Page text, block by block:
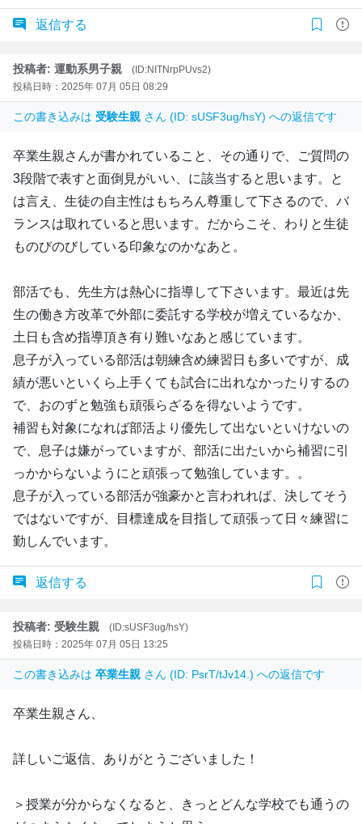
返信する
投稿者: 運動系男子親
(ID:NITNrpPUvs2)
投稿日時：2025年 07月 05日 08:29
この書き込みは 受験生親 さん (ID: sUSF3ug/hsY) への返信です
卒業生親さんが書かれていること、その通りで、ご質問の
3段階で表すと面倒見がいい、に該当すると思います。と
は言え、生徒の自主性はもちろん尊重して下さるので、バ
ランスは取れていると思います。だからこそ、わりと生徒
ものびのびしている印象なのかなあと。
部活でも、先生方は熱心に指導して下さいます。最近は先
生の働き方改革で外部に委託する学校が増えているなか、
土日も含め指導頂き有り難いなあと感じています。
息子が入っている部活は朝練含め練習日も多いですが、成
績が悪いといくら上手くても試合に出れなかったりするの
で、おのずと勉強も頑張らざるを得ないようです。
補習も対象になれば部活より優先して出ないといけないの
で、息子は嫌がっていますが、部活に出たいから補習に引
っかからないようにと頑張って勉強しています。。
息子が入っている部活が強豪かと言われれば、決してそう
ではないですが、目標達成を目指して頑張って日々練習に
勤しんでいます。
返信する
投稿者: 受験生親
(ID:sUSF3ug/hsY)
投稿日時：2025年 07月 05日 13:25
この書き込みは 卒業生親 さん (ID: PsrT/tJv14.) への返信です
卒業生親さん、
詳しいご返信、ありがとうございました！
＞授業が分からなくなると、きっとどんな学校でも通うの